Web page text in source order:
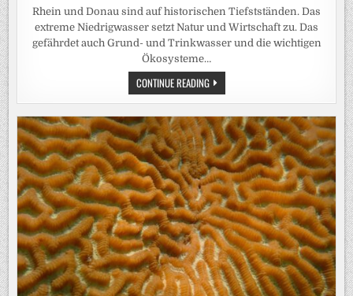
Rhein und Donau sind auf historischen Tiefstständen. Das
extreme Niedrigwasser setzt Natur und Wirtschaft zu. Das
gefährdet auch Grund- und Trinkwasser und die wichtigen
Ökosysteme…
CONTINUE READINGEUROPAS
FLÜSSE
AUF
TROCKENEN:
DAS
SIND
DIE
FOLGEN